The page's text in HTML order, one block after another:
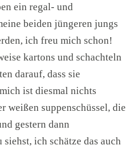
ein regal- und
beiden jüngeren jungs
ich freu mich schon!
kartons und schachteln
darauf, dass sie
ist diesmal nichts
weißen suppenschüssel, die
gestern dann
ich schätze das auch